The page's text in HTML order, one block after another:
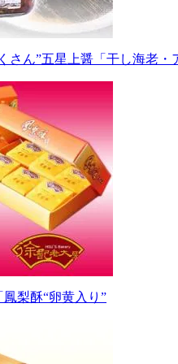
さん”五星上醤「干し海老
梨酥“卵黄入り”